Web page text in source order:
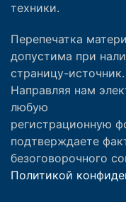
техники.
Перепечатка
допустима при
страницу-источник.
Направляя нам
любую
регистрационную
подтверждаете
безоговорочного
Политикой